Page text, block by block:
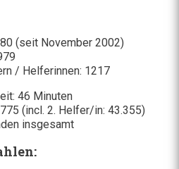
(seit November 2002)
/ Helferinnen: 1217
46 Minuten
(incl. 2. Helfer/in: 43.355)
insgesamt